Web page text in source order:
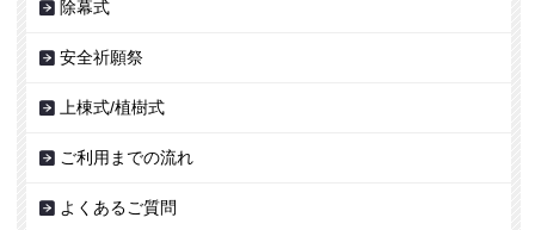
除幕式
安全祈願祭
上棟式/植樹式
ご利用までの流れ
よくあるご質問